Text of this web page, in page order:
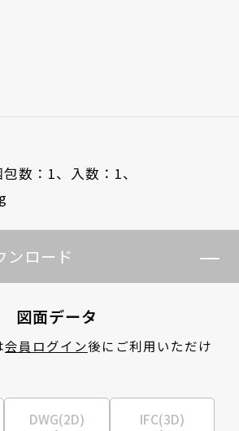
数：1、
入数：1、
ンロード
図面データ
会員ログイン後にご利用いただけ
DWG(2D) IFC(3D)